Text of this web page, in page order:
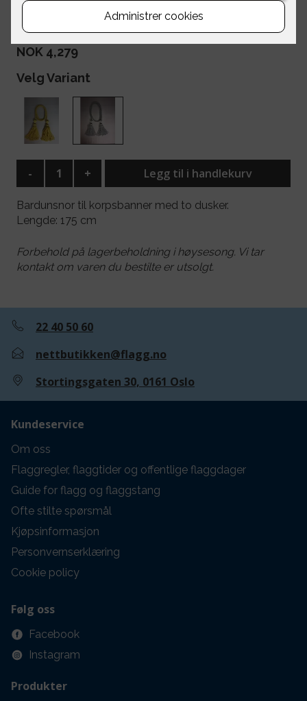
Oslo Flaggfabrikk
NOK 4,279
Velg Variant
- + Legg til i handlekurv
Bardunsnor til korpsbanner med to dusker.
Lengde: 175 cm
Forbehold på lagerbeholdning i høysesong. Vi tar
kontakt om varen du bestilte er utsolgt.
22 40 50 60
nettbutikken@flagg.no
Stortingsgaten 30, 0161 Oslo
Kundeservice
Om oss
Flaggregler, flaggtider og offentlige flaggdager
Guide for flagg og flaggstang
Ofte stilte spørsmål
Kjøpsinformasjon
Personvernserklæring
Cookie policy
Følg oss
Facebook
Instagram
Produkter